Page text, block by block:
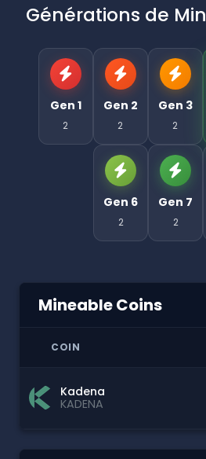
Générations de
Gen 1
2
Gen 2
2
Gen 3
2
Gen 6
2
Gen 7
2
Mineable Coins
COIN
Kadena
KADENA